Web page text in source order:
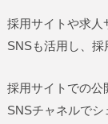
採用サイトや求人
SNSも活用し、採
採用サイトでの公
SNSチャネルで